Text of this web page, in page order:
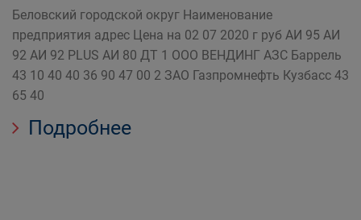
Беловский городской округ Наименование
предприятия адрес Цена на 02 07 2020 г руб АИ 95 АИ
92 АИ 92 PLUS АИ 80 ДТ 1 ООО ВЕНДИНГ АЗС Баррель
43 10 40 40 36 90 47 00 2 ЗАО Газпромнефть Кузбасс 43
65 40
Подробнее